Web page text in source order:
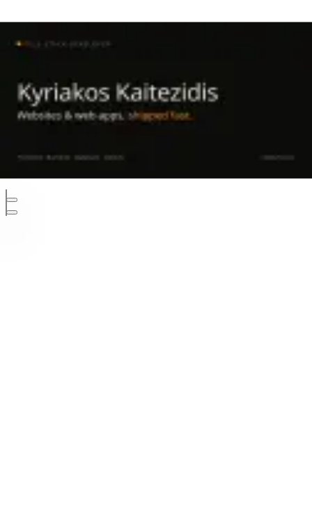
Χορηγοί
Πολιτισμός, μουσική και ζωή από την Ξάνθη
Developed and designed by KlawsFX